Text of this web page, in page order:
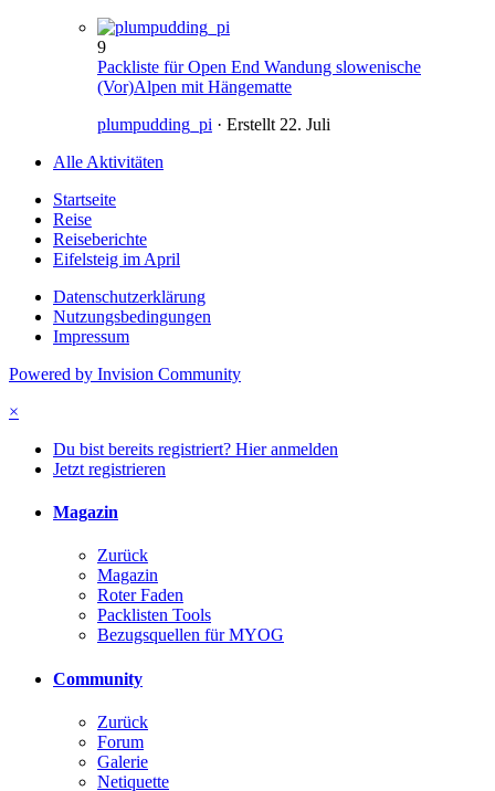
9
Packliste für Open End Wandung slowenische
(Vor)Alpen mit Hängematte
plumpudding_pi · Erstellt 22. Juli
Alle Aktivitäten
Startseite
Reise
Reiseberichte
Eifelsteig im April
Datenschutzerklärung
Nutzungsbedingungen
Impressum
Powered by Invision Community
×
Du bist bereits registriert? Hier anmelden
Jetzt registrieren
Magazin
Zurück
Magazin
Roter Faden
Packlisten Tools
Bezugsquellen für MYOG
Community
Zurück
Forum
Galerie
Netiquette